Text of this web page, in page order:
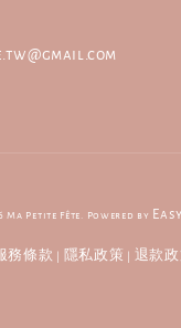
Ma Petite Fête. Powered by
務條款 隱私政策 退款政